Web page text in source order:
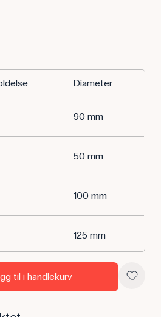
Diameter
90 mm
50 mm
100 mm
125 mm
til i handlekurv